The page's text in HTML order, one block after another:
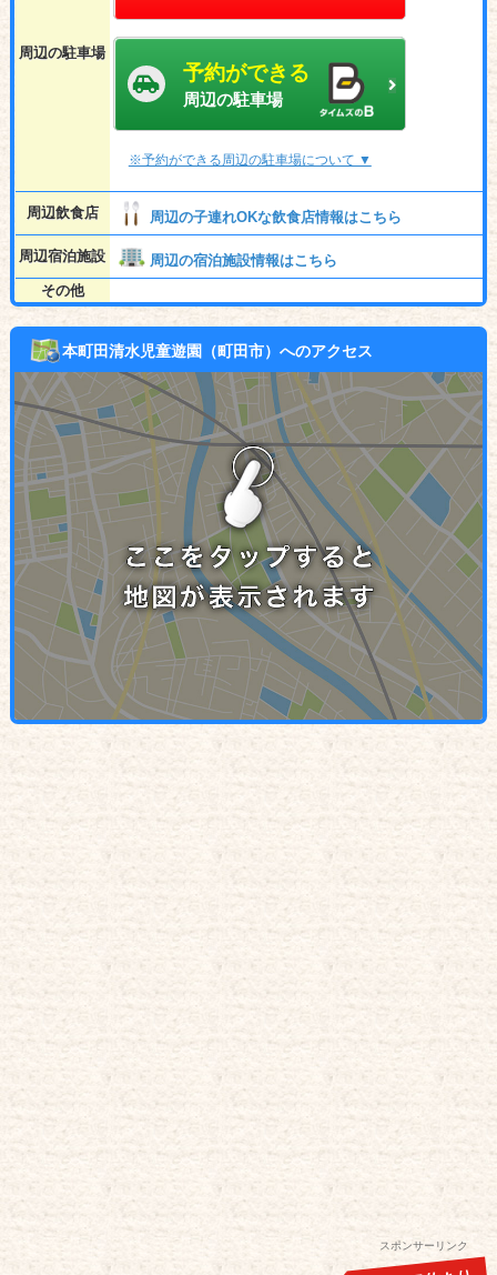
周辺の駐車場
予約ができる
周辺の駐車場
※予約ができる周辺の駐車場について ▼
周辺飲食店 周辺の子連れOKな飲食店情報はこちら
周辺宿泊施設
周辺の宿泊施設情報はこちら
その他
本町田清水児童遊園（町田市）へのアクセス
スポンサーリンク